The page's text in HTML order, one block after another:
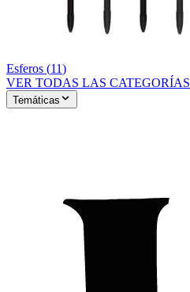
Esferos (11)
VER TODAS LAS CATEGORÍAS
Temáticas